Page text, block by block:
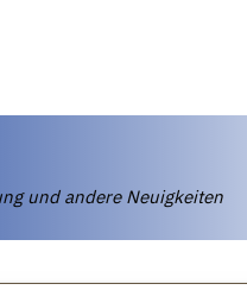
und andere Neuigkeiten